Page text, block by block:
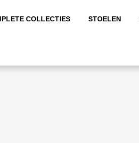
COLLECTIES STOELEN